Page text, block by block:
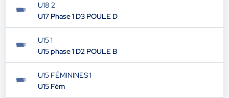
U18 2
U17 Phase 1 D3 POULE D
U15 1
U15 phase 1 D2 POULE B
U15 FÉMININES 1
U15 Fém